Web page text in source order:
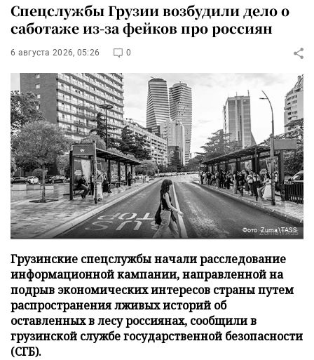
Спецслужбы Грузии возбудили дело о
саботаже из-за фейков про россиян
6 августа 2026, 05:26 0
Фото: Zuma\TASS
Грузинские спецслужбы начали расследование
информационной кампании, направленной на
подрыв экономических интересов страны путем
распространения лживых историй об
оставленных в лесу россиянах, сообщили в
грузинской службе государственной безопасности
(СГБ).